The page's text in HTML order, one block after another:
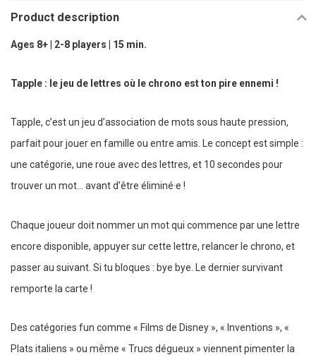
Product description
Ages 8+ | 2-8 players | 15 min.
Tapple : le jeu de lettres où le chrono est ton pire ennemi !
Tapple, c’est un jeu d’association de mots sous haute pression,
parfait pour jouer en famille ou entre amis. Le concept est simple :
une catégorie, une roue avec des lettres, et 10 secondes pour
trouver un mot… avant d’être éliminé·e !
Chaque joueur doit nommer un mot qui commence par une lettre
encore disponible, appuyer sur cette lettre, relancer le chrono, et
passer au suivant. Si tu bloques : bye bye. Le dernier survivant
remporte la carte !
Des catégories fun comme « Films de Disney », « Inventions », «
Plats italiens » ou même « Trucs dégueux » viennent pimenter la